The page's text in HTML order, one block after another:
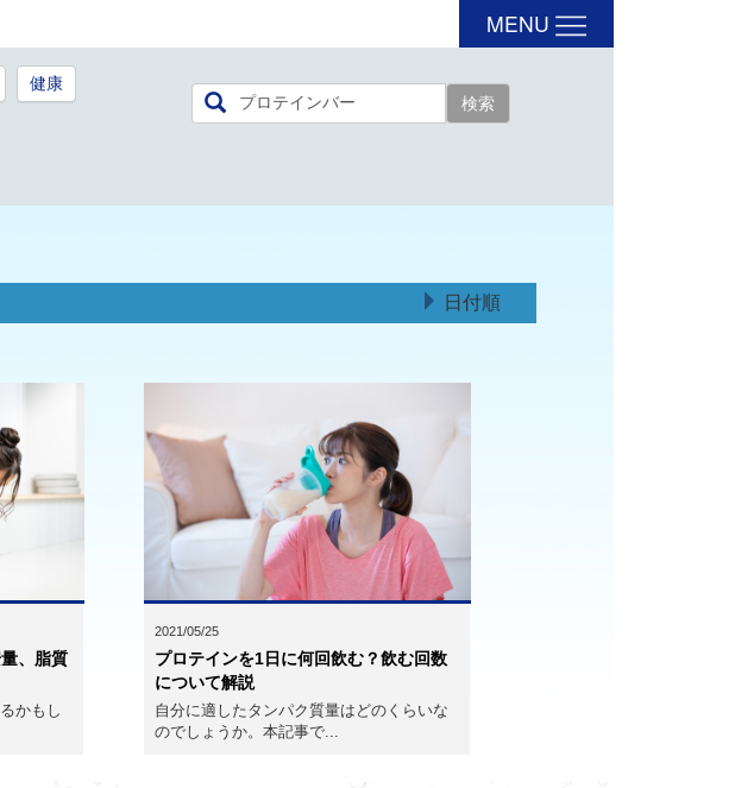
MENU
健康
日付順
、脂質
かもし
2021/05/25
プロテインを1日に何回飲む？飲む回数
について解説
自分に適したタンパク質量はどのくらいな
のでしょうか。本記事で...